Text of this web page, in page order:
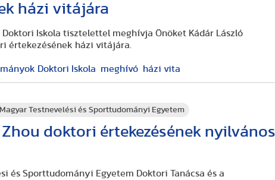
házi vitájára
Iskola tisztelettel meghívja Önöket Kádár László
értekezésének házi vitájára.
Doktori Iskola meghívó házi vita
Magyar Testnevelési és Sporttudományi Egyetem
Zhou doktori értekezésének nyilvános
és Sporttudományi Egyetem Doktori Tanácsa és a